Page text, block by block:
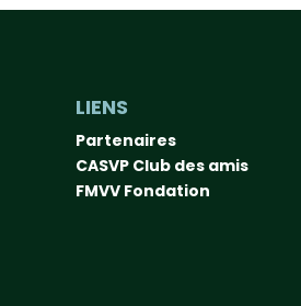
LIENS
Partenaires
CASVP Club des amis
FMVV Fondation